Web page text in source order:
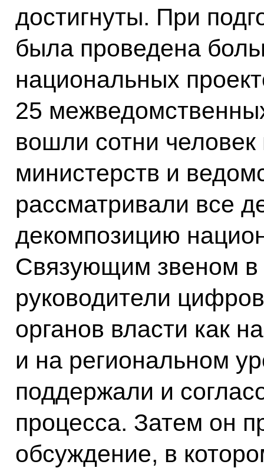
достигнуты. При
была проведена
национальных
25
вошли сотни человек
министерств и
рассматривали все
декомпозицию
Связующим звеном в
руководители
органов власти как
и на региональном
поддержали и
процесса. Затем он
обсуждение, в